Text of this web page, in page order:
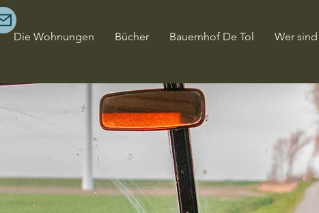
Die Wohnungen Bücher Bauernhof De Tol Wer sind